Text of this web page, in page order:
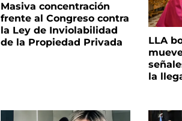
Masiva concentración
frente al Congreso contra
la Ley de Inviolabilidad
de la Propiedad Privada
LLA
la